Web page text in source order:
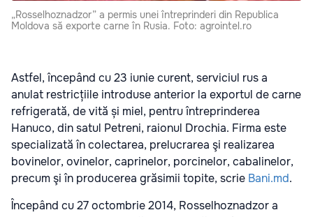
„Rosselhoznadzor” a permis unei întreprinderi din Republica
Moldova să exporte carne în Rusia. Foto: agrointel.ro
Astfel, începând cu 23 iunie curent, serviciul rus a
anulat restricțiile introduse anterior la exportul de carne
refrigerată, de vită și miel, pentru întreprinderea
Hanuco, din satul Petreni, raionul Drochia. Firma este
specializată în colectarea, prelucrarea şi realizarea
bovinelor, ovinelor, caprinelor, porcinelor, cabalinelor,
precum şi în producerea grăsimii topite, scrie Bani.md.
Începând cu 27 octombrie 2014, Rosselhoznadzor a